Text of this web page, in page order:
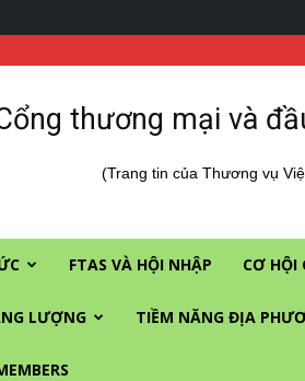
thương mại và
(Trang tin của Thương vụ
FTAS VÀ HỘI NHẬP CƠ HỘI
LƯỢNG TIỀM NĂNG ĐỊA